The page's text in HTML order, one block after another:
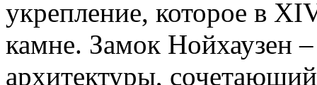
укрепление, которое в
камне. Замок Нойхаузен
архитектуры,